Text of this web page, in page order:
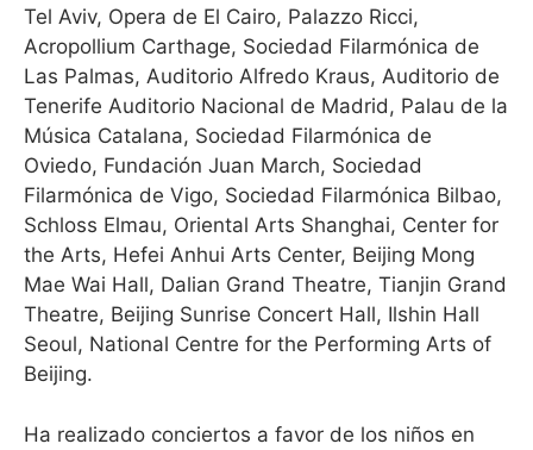
Tel Aviv, Opera de El Cairo, Palazzo Ricci,
Acropollium Carthage, Sociedad Filarmónica de
Las Palmas, Auditorio Alfredo Kraus, Auditorio de
Tenerife Auditorio Nacional de Madrid, Palau de la
Música Catalana, Sociedad Filarmónica de
Oviedo, Fundación Juan March, Sociedad
Filarmónica de Vigo, Sociedad Filarmónica Bilbao,
Schloss Elmau, Oriental Arts Shanghai, Center for
the Arts, Hefei Anhui Arts Center, Beijing Mong
Mae Wai Hall, Dalian Grand Theatre, Tianjin Grand
Theatre, Beijing Sunrise Concert Hall, Ilshin Hall
Seoul, National Centre for the Performing Arts of
Beijing.
Ha realizado conciertos a favor de los niños en